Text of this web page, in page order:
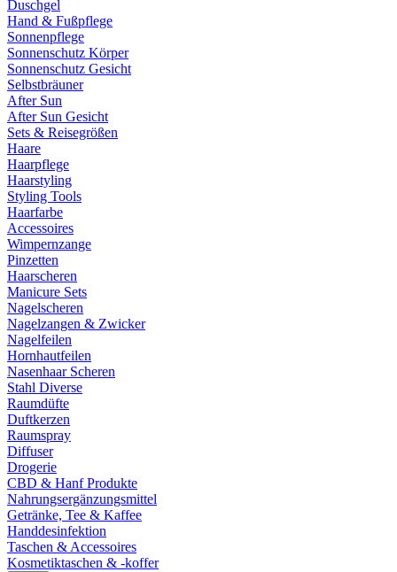
Duschgel
Hand & Fußpflege
Sonnenpflege
Sonnenschutz Körper
Sonnenschutz Gesicht
Selbstbräuner
After Sun
After Sun Gesicht
Sets & Reisegrößen
Haare
Haarpflege
Haarstyling
Styling Tools
Haarfarbe
Accessoires
Wimpernzange
Pinzetten
Haarscheren
Manicure Sets
Nagelscheren
Nagelzangen & Zwicker
Nagelfeilen
Hornhautfeilen
Nasenhaar Scheren
Stahl Diverse
Raumdüfte
Duftkerzen
Raumspray
Diffuser
Drogerie
CBD & Hanf Produkte
Nahrungsergänzungsmittel
Getränke, Tee & Kaffee
Handdesinfektion
Taschen & Accessoires
Kosmetiktaschen & -koffer